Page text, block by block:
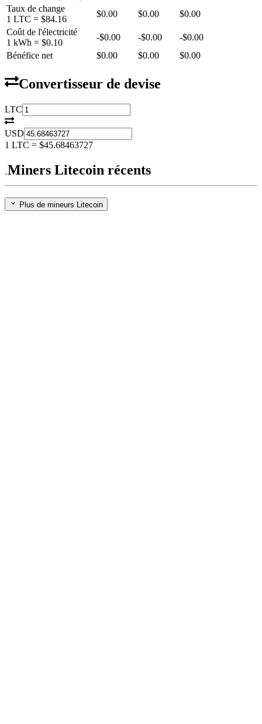
Taux de change
1 LTC = $84.16
$0.00 $0.00
$0.00
Coût de l'électricité
1 kWh = $0.10
-$0.00 -$0.00 -$0.00
Bénéfice net
$0.00 $0.00 $0.00
Convertisseur de devise
LTC
USD
1 LTC = $45.68463727
Miners Litecoin récents
Plus de mineurs Litecoin